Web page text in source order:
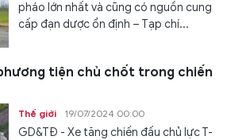
pháo lớn nhất và cũng có nguồn cung
cấp đạn dược ổn định – Tạp chí...
tiện chủ chốt trong chiến
Thế giới 19/07/2024 00:00
GD&TĐ - Xe tăng chiến đấu chủ lực T-